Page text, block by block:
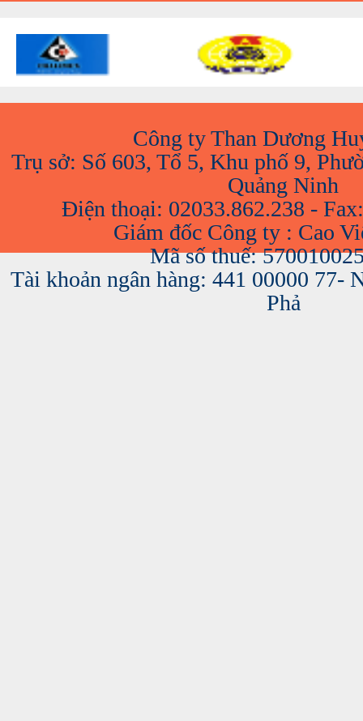
Công ty Than Dương
Trụ sở: Số 603, Tổ 5, Khu phố 9,
Quảng Ninh
Điện thoại: 02033.862.238 -
Giám đốc Công ty : Cao
Mã số thuế:
Tài khoản ngân hàng: 441 00000 77-
Phả